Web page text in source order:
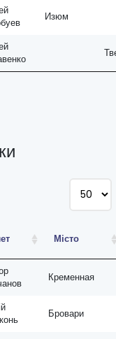
Изюм
Місто
Кременная
Бровари